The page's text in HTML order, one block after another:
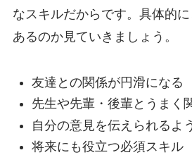
なスキルだからです。具体的
あるのか見ていきましょう。
友達との関係が円滑になる
先生や先輩・後輩とうまく
自分の意見を伝えられるよ
将来にも役立つ必須スキル